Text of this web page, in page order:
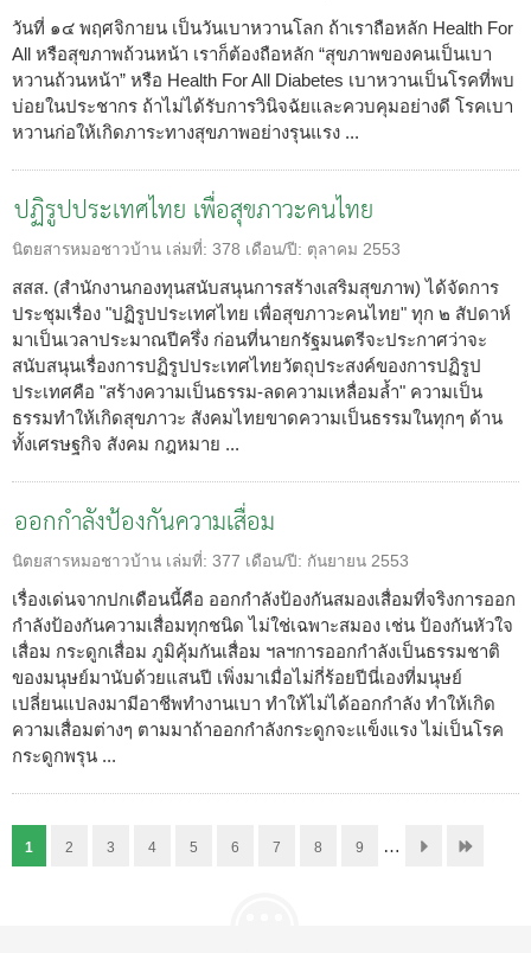
วันที่ ๑๔ พฤศจิกายน เป็นวันเบาหวานโลก ถ้าเราถือหลัก Health For
All หรือสุขภาพถ้วนหน้า เราก็ต้องถือหลัก “สุขภาพของคนเป็นเบา
หวานถ้วนหน้า” หรือ Health For All Diabetes เบาหวานเป็นโรคที่พบ
บ่อยในประชากร ถ้าไม่ได้รับการวินิจฉัยและควบคุมอย่างดี โรคเบา
หวานก่อให้เกิดภาระทางสุขภาพอย่างรุนแรง ...
ปฏิรูปประเทศไทย เพื่อสุขภาวะคนไทย
นิตยสารหมอชาวบ้าน เล่มที่: 378 เดือน/ปี: ตุลาคม 2553
สสส. (สำนักงานกองทุนสนับสนุนการสร้างเสริมสุขภาพ) ได้จัดการ
ประชุมเรื่อง "ปฏิรูปประเทศไทย เพื่อสุขภาวะคนไทย" ทุก ๒ สัปดาห์
มาเป็นเวลาประมาณปีครึ่ง ก่อนที่นายกรัฐมนตรีจะประกาศว่าจะ
สนับสนุนเรื่องการปฏิรูปประเทศไทยวัตถุประสงค์ของการปฏิรูป
ประเทศคือ "สร้างความเป็นธรรม-ลดความเหลื่อมล้ำ" ความเป็น
ธรรมทำให้เกิดสุขภาวะ สังคมไทยขาดความเป็นธรรมในทุกๆ ด้าน
ทั้งเศรษฐกิจ สังคม กฎหมาย ...
ออกกำลังป้องกันความเสื่อม
นิตยสารหมอชาวบ้าน เล่มที่: 377 เดือน/ปี: กันยายน 2553
เรื่องเด่นจากปกเดือนนี้คือ ออกกำลังป้องกันสมองเสื่อมที่จริงการออก
กำลังป้องกันความเสื่อมทุกชนิด ไม่ใช่เฉพาะสมอง เช่น ป้องกันหัวใจ
เสื่อม กระดูกเสื่อม ภูมิคุ้มกันเสื่อม ฯลฯการออกกำลังเป็นธรรมชาติ
ของมนุษย์มานับด้วยแสนปี เพิ่งมาเมื่อไม่กี่ร้อยปีนี่เองที่มนุษย์
เปลี่ยนแปลงมามีอาชีพทำงานเบา ทำให้ไม่ได้ออกกำลัง ทำให้เกิด
ความเสื่อมต่างๆ ตามมาถ้าออกกำลังกระดูกจะแข็งแรง ไม่เป็นโรค
กระดูกพรุน ...
1 2 3 4 5 6 7 8 9 …